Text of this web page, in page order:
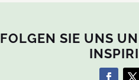
FOLGEN SIE UNS